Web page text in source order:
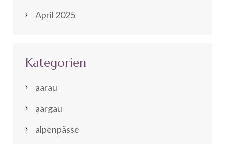
April 2025
Kategorien
aarau
aargau
alpenpässe